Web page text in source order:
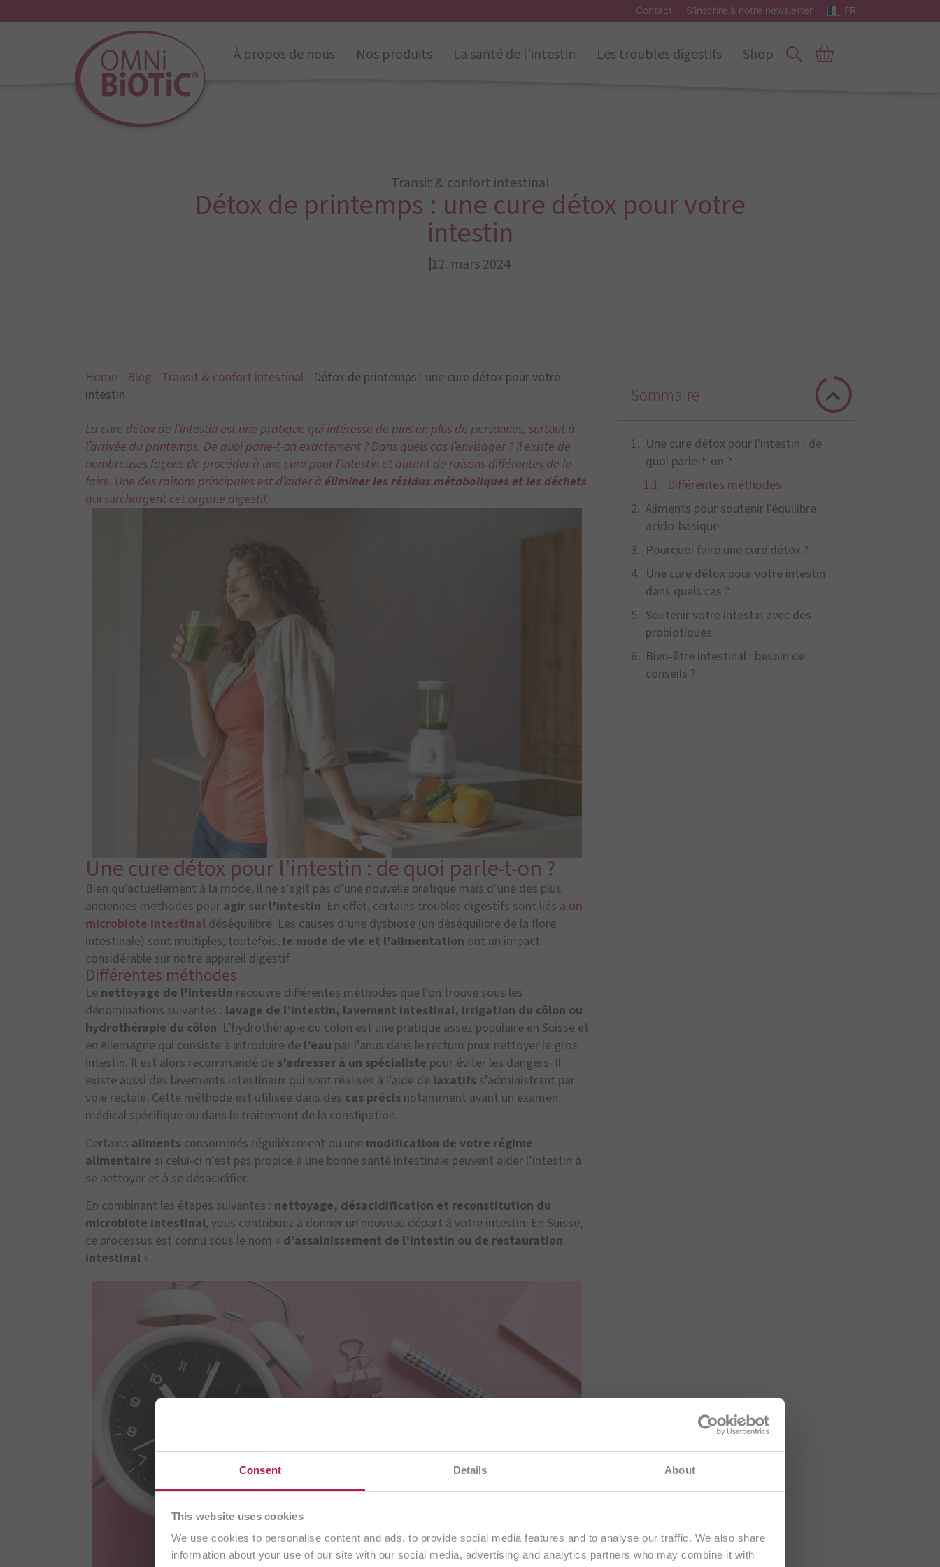
Consent Details About
This website uses cookies
We use cookies to personalise content and ads, to provide social media features and to analyse our traffic. We also share
information about your use of our site with our social media, advertising and analytics partners who may combine it with
Contact S’inscrire à notre newsletter FR
À propos de nous Nos produits La santé de l’intestin Les troubles digestifs Shop
Transit & confort intestinal
Détox de printemps : une cure détox pour votre
intestin
12. mars 2024
Home - Blog - Transit & confort intestinal - Détox de printemps : une cure détox pour votre
intestin
La cure détox de l’intestin est une pratique qui intéresse de plus en plus de personnes, surtout à
l’arrivée du printemps. De quoi parle-t-on exactement ? Dans quels cas l’envisager ? Il existe de
nombreuses façons de procéder à une cure pour l’intestin et autant de raisons différentes de le
faire. Une des raisons principales est d’aider à éliminer les résidus métaboliques et les déchets
qui surchargent cet organe digestif.
Une cure détox pour l'intestin : de quoi parle-t-on ?
Bien qu’actuellement à la mode, il ne s’agit pas d’une nouvelle pratique mais d’une des plus
anciennes méthodes pour agir sur l’intestin. En effet, certains troubles digestifs sont liés à un
microbiote intestinal déséquilibré. Les causes d’une dysbiose (un déséquilibre de la flore
intestinale) sont multiples, toutefois, le mode de vie et l’alimentation ont un impact
considérable sur notre appareil digestif.
Différentes méthodes
Le nettoyage de l’intestin recouvre différentes méthodes que l’on trouve sous les
dénominations suivantes : lavage de l’intestin, lavement intestinal, irrigation du côlon ou
hydrothérapie du côlon. L’hydrothérapie du côlon est une pratique assez populaire en Suisse et
en Allemagne qui consiste à introduire de l’eau par l’anus dans le rectum pour nettoyer le gros
intestin. Il est alors recommandé de s’adresser à un spécialiste pour éviter les dangers. Il
existe aussi des lavements intestinaux qui sont réalisés à l’aide de laxatifs s’administrant par
voie rectale. Cette méthode est utilisée dans des cas précis notamment avant un examen
médical spécifique ou dans le traitement de la constipation.
Certains aliments consommés régulièrement ou une modification de votre régime
alimentaire si celui-ci n’est pas propice à une bonne santé intestinale peuvent aider l’intestin à
se nettoyer et à se désacidifier.
En combinant les étapes suivantes : nettoyage, désacidification et reconstitution du
microbiote intestinal, vous contribuez à donner un nouveau départ à votre intestin. En Suisse,
ce processus est connu sous le nom « d’assainissement de l’intestin ou de restauration
intestinal ».
Sommaire
Une cure détox pour l'intestin : de
quoi parle-t-on ?
Différentes méthodes
Aliments pour soutenir l'équilibre
acido-basique
Pourquoi faire une cure détox ?
Une cure détox pour votre intestin :
dans quels cas ?
Soutenir votre intestin avec des
probiotiques
Bien-être intestinal : besoin de
conseils ?
Vous visitez actuellement notre site internet en français
. Les informations
s’adressent exclusivement aux clients résidant enFrance.